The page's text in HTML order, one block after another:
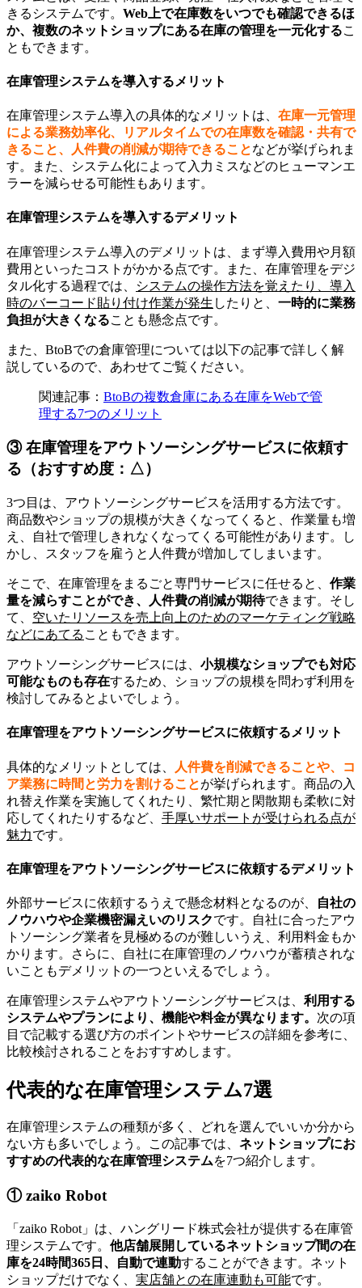
きるシステムです。 Web上で在庫数をいつでも確認できるほ
か、複数のネットショップにある在庫の管理を一元化するこ
ともできます。
在庫管理システムを導入するメリット
在庫管理システム導入の具体的なメリットは、 在庫一元管理
による業務効率化、リアルタイムでの在庫数を確認・共有で
きること、人件費の削減が期待できることなどが挙げられま
す。また、システム化によって入力ミスなどのヒューマンエ
ラーを減らせる可能性もあります。
在庫管理システムを導入するデメリット
在庫管理システム導入のデメリットは、まず導入費用や月額
費用といったコストがかかる点です。また、在庫管理をデジ
タル化する過程では、
システムの操作方法を覚えたり、導入
時のバーコード貼り付け作業が発生 したりと、 一時的に業務
負担が大きくなることも懸念点です。
また、BtoBでの倉庫管理については以下の記事で詳しく解
説しているので、あわせてご覧ください。
関連記事： BtoBの複数倉庫にある在庫をWebで管
理する7つのメリット
③ 在庫管理をアウトソーシングサービスに依頼す
る（おすすめ度：△）
3つ目は、アウトソーシングサービスを活用する方法です。
商品数やショップの規模が大きくなってくると、作業量も増
え、自社で管理しきれなくなってくる可能性があります。し
かし、スタッフを雇うと人件費が増加してしまいます。
そこで、在庫管理をまるごと専門サービスに任せると、 作業
量を減らすことができ、人件費の削減が期待できます。そし
て、 空いたリソースを売上向上のためのマーケティング戦略
などにあてる こともできます。
アウトソーシングサービスには、 小規模なショップでも対応
可能なものも存在するため、ショップの規模を問わず利用を
検討してみるとよいでしょう。
在庫管理をアウトソーシングサービスに依頼するメリット
具体的なメリットとしては、
人件費を削減できることや、コ
ア業務に時間と労力を割けることが挙げられます。商品の入
れ替え作業を実施してくれたり、繁忙期と閑散期も柔軟に対
応してくれたりするなど、 手厚いサポートが受けられる点が
魅力です。
在庫管理をアウトソーシングサービスに依頼するデメリット
外部サービスに依頼するうえで懸念材料となるのが、
自社の
ノウハウや企業機密漏えいのリスクです。自社に合ったアウ
トソーシング業者を見極めるのが難しいうえ、利用料金もか
かります。さらに、自社に在庫管理のノウハウが蓄積されな
いこともデメリットの一つといえるでしょう。
在庫管理システムやアウトソーシングサービスは、 利用する
システムやプランにより、機能や料金が異なります。 次の項
目で記載する選び方のポイントやサービスの詳細を参考に、
比較検討されることをおすすめします。
代表的な在庫管理システム7選
在庫管理システムの種類が多く、どれを選んでいいか分から
ない方も多いでしょう。この記事では、 ネットショップにお
すすめの代表的な在庫管理システムを7つ紹介します。
① zaiko Robot
「zaiko Robot」は、ハングリード株式会社が提供する在庫管
理システムです。 他店舗展開しているネットショップ間の在
庫を24時間365日、自動で連動することができます。ネット
ショップだけでなく、 実店舗との在庫連動も可能です。